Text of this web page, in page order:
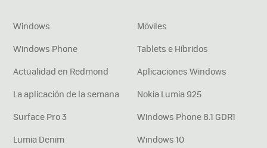
Windows
Móviles
Windows Phone
Tablets e Híbridos
Actualidad en Redmond
Aplicaciones Windows
La aplicación de la semana
Nokia Lumia 925
Surface Pro 3
Windows Phone 8.1 GDR1
Lumia Denim
Windows 10